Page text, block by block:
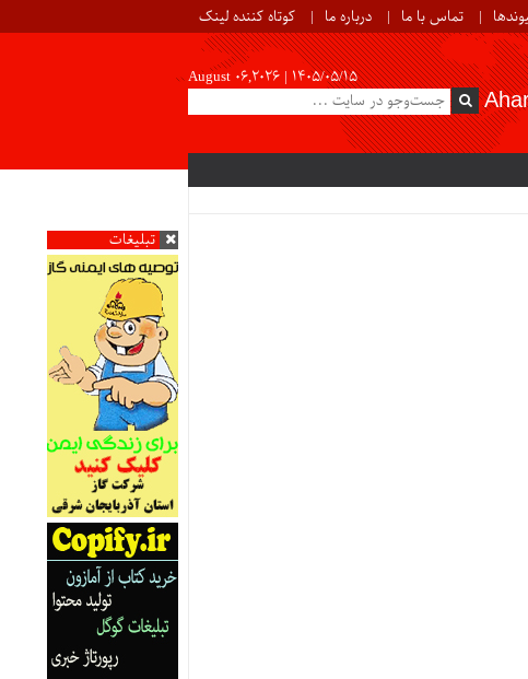
تماس با ما درباره ما کوتاه کننده لینک
August 06,2026 | ۱۴۰۵/۰۵/۱۵
تبلیغات